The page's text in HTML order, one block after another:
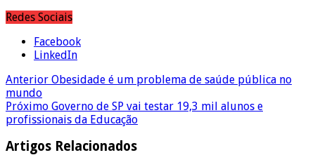
Redes Sociais
Facebook
LinkedIn
Anterior Obesidade é um problema de saúde pública no
mundo
Próximo Governo de SP vai testar 19,3 mil alunos e
profissionais da Educação
Artigos Relacionados